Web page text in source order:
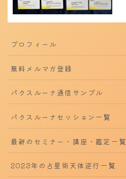
プロフィール
無料メルマガ登録
パクスルーナ通信サンプル
パクスルーナセッション一覧
最新のセミナー・講座・鑑定一覧
2023年の占星術天体逆行一覧